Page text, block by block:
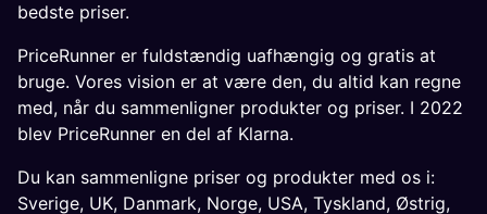
bedste priser.
PriceRunner er fuldstændig uafhængig og gratis at
bruge. Vores vision er at være den, du altid kan regne
med, når du sammenligner produkter og priser. I 2022
blev PriceRunner en del af Klarna.
Du kan sammenligne priser og produkter med os i:
Sverige, UK, Danmark, Norge, USA, Tyskland, Østrig,